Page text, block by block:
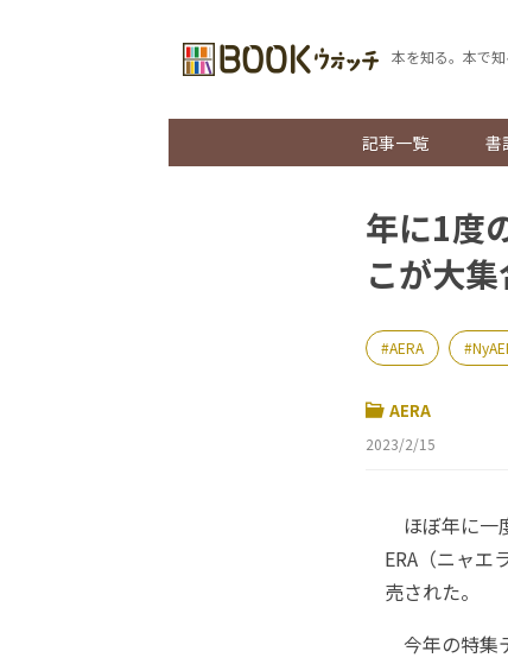
本を知る。本で知
記事一覧 書
年に1度
こが大集
AERA
AERA
2023/2/15
ほぼ年に一
ERA（ニャエ
売された。
今年の特集